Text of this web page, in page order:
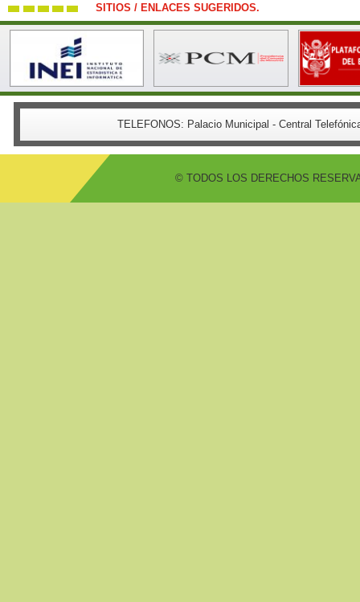
SITIOS / ENLACES SUGERIDOS.
TELEFONOS: Palacio Municipal - Central
© TODOS LOS DERECHOS